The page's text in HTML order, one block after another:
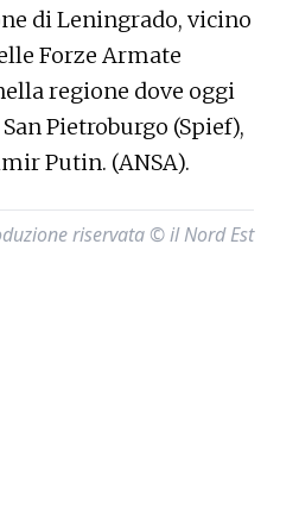
di Leningrado, vicino
Forze Armate
regione dove oggi
Pietroburgo (Spief),
Putin. (ANSA).
riservata © il Nord Est